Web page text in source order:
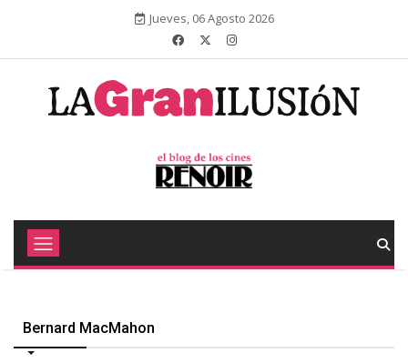
Jueves, 06 Agosto 2026
Bernard MacMahon